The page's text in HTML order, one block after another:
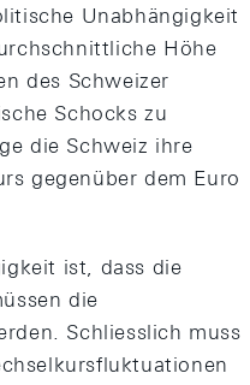
Unabhängigkeit
Höhe
des Schweizer
Schocks zu
die Schweiz ihre
gegenüber dem Euro
ist, dass die
die
Schliesslich muss